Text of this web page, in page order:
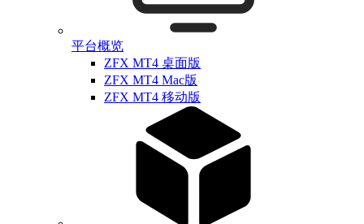
平台概览
ZFX MT4 桌面版
ZFX MT4 Mac版
ZFX MT4 移动版